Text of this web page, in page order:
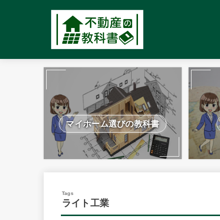
マイホーム選びの教科書
ライト工業